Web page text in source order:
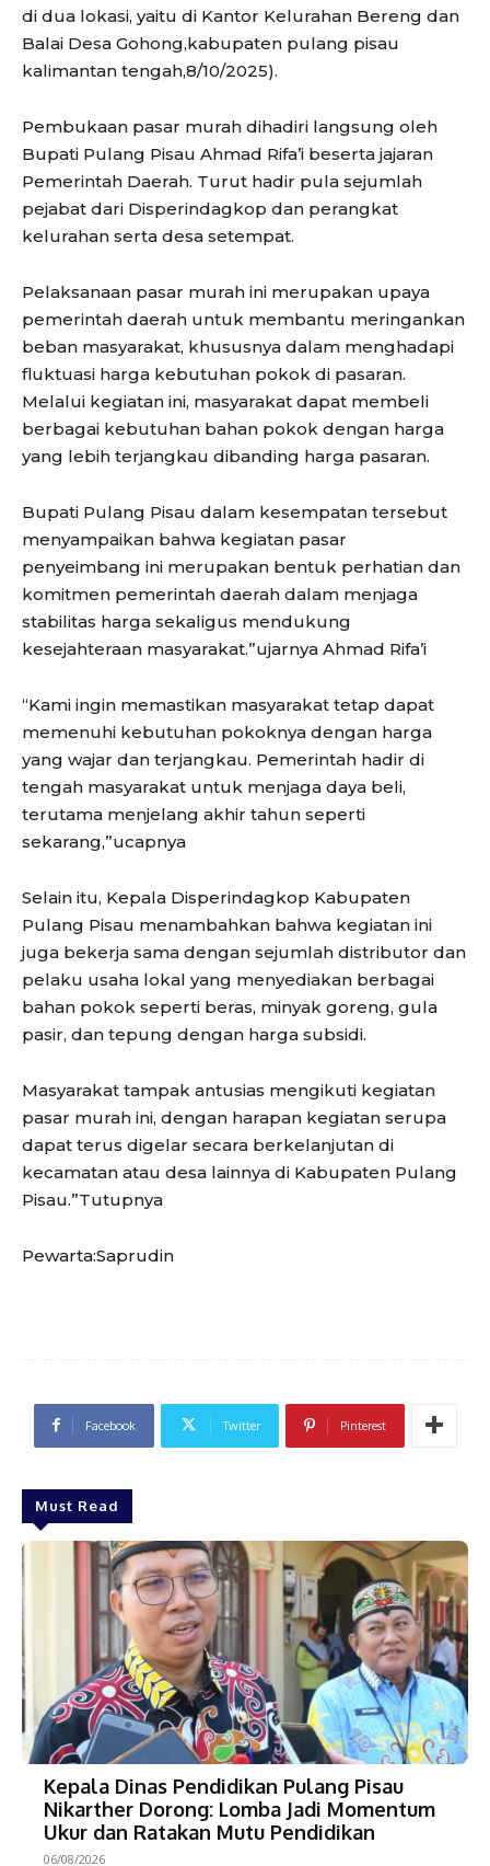
di dua lokasi, yaitu di Kantor Kelurahan Bereng dan
Balai Desa Gohong,kabupaten pulang pisau
kalimantan tengah,8/10/2025).
Pembukaan pasar murah dihadiri langsung oleh
Bupati Pulang Pisau Ahmad Rifa’i beserta jajaran
Pemerintah Daerah. Turut hadir pula sejumlah
pejabat dari Disperindagkop dan perangkat
kelurahan serta desa setempat.
Pelaksanaan pasar murah ini merupakan upaya
pemerintah daerah untuk membantu meringankan
beban masyarakat, khususnya dalam menghadapi
fluktuasi harga kebutuhan pokok di pasaran.
Melalui kegiatan ini, masyarakat dapat membeli
berbagai kebutuhan bahan pokok dengan harga
yang lebih terjangkau dibanding harga pasaran.
Bupati Pulang Pisau dalam kesempatan tersebut
menyampaikan bahwa kegiatan pasar
penyeimbang ini merupakan bentuk perhatian dan
komitmen pemerintah daerah dalam menjaga
stabilitas harga sekaligus mendukung
kesejahteraan masyarakat.”ujarnya Ahmad Rifa’i
“Kami ingin memastikan masyarakat tetap dapat
memenuhi kebutuhan pokoknya dengan harga
yang wajar dan terjangkau. Pemerintah hadir di
tengah masyarakat untuk menjaga daya beli,
terutama menjelang akhir tahun seperti
sekarang,”ucapnya
Selain itu, Kepala Disperindagkop Kabupaten
Pulang Pisau menambahkan bahwa kegiatan ini
juga bekerja sama dengan sejumlah distributor dan
pelaku usaha lokal yang menyediakan berbagai
bahan pokok seperti beras, minyak goreng, gula
pasir, dan tepung dengan harga subsidi.
Masyarakat tampak antusias mengikuti kegiatan
pasar murah ini, dengan harapan kegiatan serupa
dapat terus digelar secara berkelanjutan di
kecamatan atau desa lainnya di Kabupaten Pulang
Pisau.”Tutupnya
Pewarta:Saprudin
Facebook Twitter Pinterest
Must Read
Kepala Dinas Pendidikan Pulang Pisau
Nikarther Dorong: Lomba Jadi Momentum
Ukur dan Ratakan Mutu Pendidikan
06/08/2026